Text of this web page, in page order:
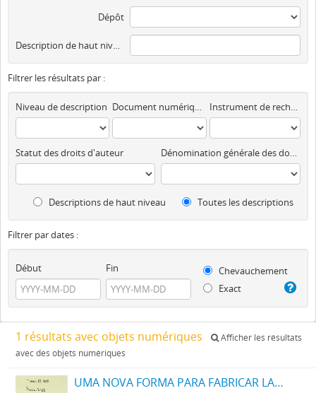
Dépôt
Description de haut niveau
Filtrer les résultats par :
Niveau de description Document numérique disponible Instrument de recherche
Statut des droits d'auteur Dénomination générale des documents
Descriptions de haut niveau Toutes les descriptions
Filtrer par dates :
Début Fin
Chevauchement
Exact
1 résultats avec objets numériques
Afficher les résultats
avec des objets numériques
UMA NOVA FORMA PARA FABRICAR LADRILHOS E SEMELHANTES